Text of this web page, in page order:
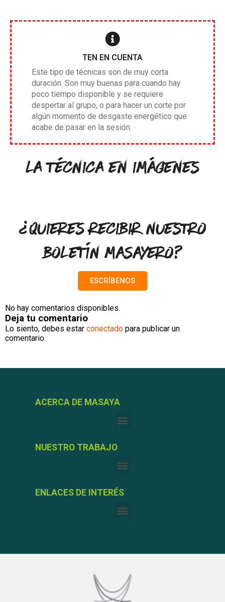
TEN EN CUENTA
Este tipo de técnicas son de muy corta
duración. Son muy buenas para cuando hay
poco tiempo disponible y se requiere
despertar al grupo, o para hacer un corte por
algún momento de desgaste energético que
acabe de pasar en la sesión.
La técnica en Imágenes
¿Quieres recibir nuestro
boletín masayero?
ESCRÍBENOS
No hay comentarios disponibles.
Deja tu comentario
Lo siento, debes estar conectado para publicar un
comentario.
ACERCA DE MASAYA
NUESTRO TRABAJO
ENLACES DE INTERÉS